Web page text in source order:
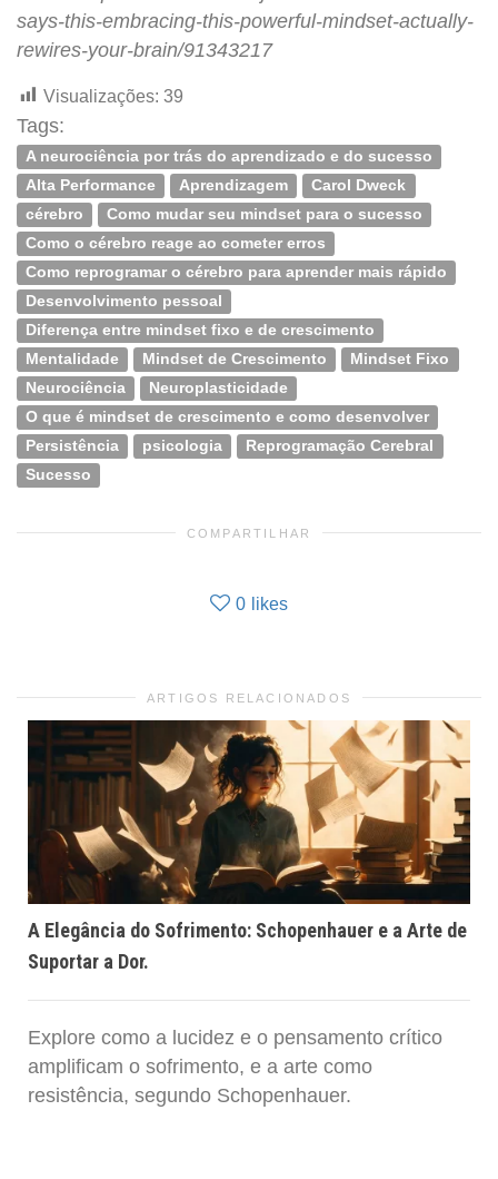
says-this-embracing-this-powerful-mindset-actually-
rewires-your-brain/91343217
Visualizações: 39
Tags:
A neurociência por trás do aprendizado e do sucesso
Alta Performance
Aprendizagem
Carol Dweck
cérebro
Como mudar seu mindset para o sucesso
Como o cérebro reage ao cometer erros
Como reprogramar o cérebro para aprender mais rápido
Desenvolvimento pessoal
Diferença entre mindset fixo e de crescimento
Mentalidade
Mindset de Crescimento
Mindset Fixo
Neurociência
Neuroplasticidade
O que é mindset de crescimento e como desenvolver
Persistência
psicologia
Reprogramação Cerebral
Sucesso
COMPARTILHAR
0 likes
ARTIGOS RELACIONADOS
A Elegância do Sofrimento: Schopenhauer e a Arte de
Suportar a Dor.
Explore como a lucidez e o pensamento crítico
amplificam o sofrimento, e a arte como
resistência, segundo Schopenhauer.